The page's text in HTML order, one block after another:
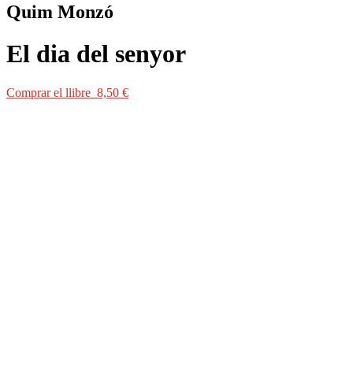
Quim Monzó
El dia del senyor
Comprar el llibre 8,50 €